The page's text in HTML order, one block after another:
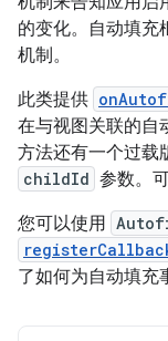
的变化。自动填充
机制。
此类提供
在与视图关联的自
方法还有一个过载
childId 参数。
您可以使用
了如何为自动填充